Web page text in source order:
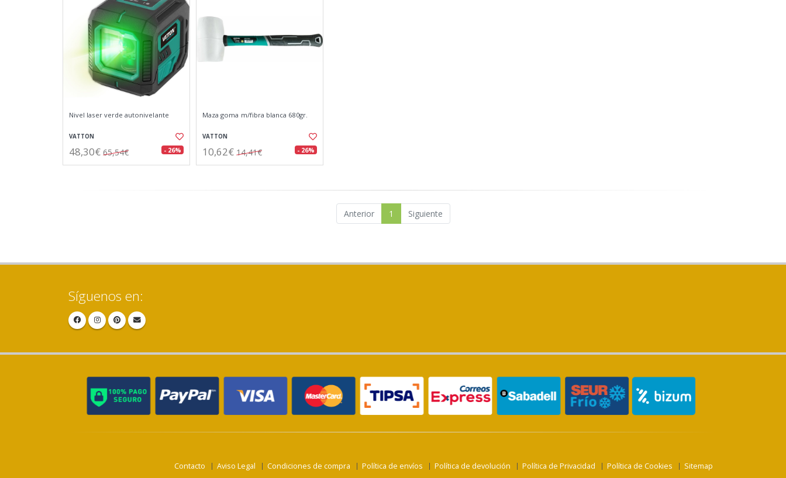
Nivel laser verde autonivelante
VATTON
48,30€ 65,54€ - 26%
Maza goma m/fibra blanca 680gr.
VATTON
10,62€ 14,41€ - 26%
Anterior 1 Siguiente
Síguenos en:
Contacto Aviso Legal Condiciones de compra Política de envíos Política de devolución Política de Privacidad Política de Cookies Sitemap